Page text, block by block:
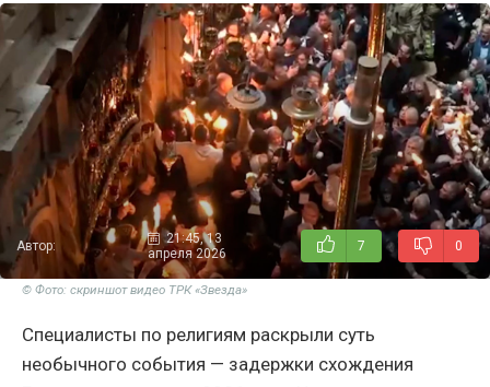
Автор:
21:45, 13
апреля 2026
7 0
© Фото: скриншот видео ТРК «Звезда»
Специалисты по религиям раскрыли суть
необычного события — задержки схождения